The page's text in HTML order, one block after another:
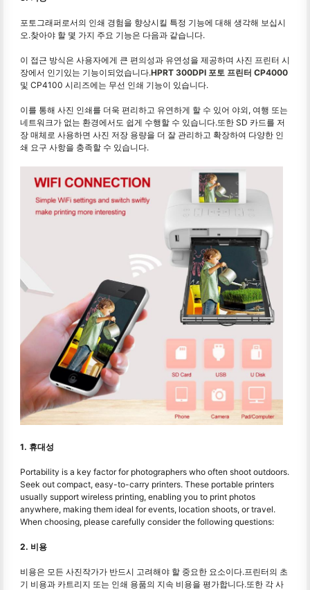
포토그래퍼로서의 인쇄 경험을 향상시킬 특정 기능에 대해 생각해 보십시
오.찾아야 할 몇 가지 주요 기능은 다음과 같습니다.
이 접근 방식은 사용자에게 큰 편의성과 유연성을 제공하며 사진 프린터 시
장에서 인기있는 기능이되었습니다.HPRT 300DPI 포토 프린터 CP4000
및 CP4100 시리즈에는 무선 인쇄 기능이 있습니다.
이를 통해 사진 인쇄를 더욱 편리하고 유연하게 할 수 있어 야외, 여행 또는
네트워크가 없는 환경에서도 쉽게 수행할 수 있습니다.또한 SD 카드를 저
장 매체로 사용하면 사진 저장 용량을 더 잘 관리하고 확장하여 다양한 인
쇄 요구 사항을 충족할 수 있습니다.
1. 휴대성
Portability is a key factor for photographers who often shoot outdoors.
Seek out compact, easy-to-carry printers. These portable printers
usually support wireless printing, enabling you to print photos
anywhere, making them ideal for events, location shoots, or travel.
When choosing, please carefully consider the following questions:
2. 비용
비용은 모든 사진작가가 반드시 고려해야 할 중요한 요소이다.프린터의 초
기 비용과 카트리지 또는 인쇄 용품의 지속 비용을 평가합니다.또한 각 사